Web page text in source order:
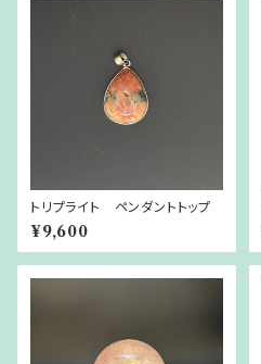
トリプライト ペンダントトップ
¥9,600